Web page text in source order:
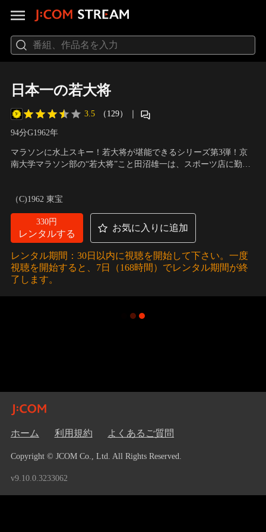
日本一の若大将
3.5 （129） ｜
94分G1962年
マラソンに水上スキー！若大将が堪能できるシリーズ第3弾！京
南大学マラソン部の“若大将”こと田沼雄一は、スポーツ店に勤め
当を言い渡されてしまう。行く宛もない雄一は、マラソン部の合
宿に合流するが…。
（C)1962 東宝
330円
レンタルする
お気に入りに追加
レンタル期間：30日以内に視聴を開始して下さい。一度
視聴を開始すると、7日（168時間）でレンタル期間が終
了します。
ホーム 利用規約 よくあるご質問
Copyright © JCOM Co., Ltd. All Rights Reserved.
v9.10.0.3233062